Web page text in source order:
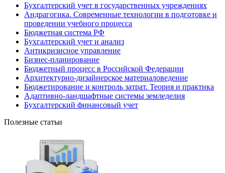
Бухгалтерский учет в государственных учреждениях
Андрагогика. Современные технологии в подготовке и
проведении учебного процесса
Бюджетная система РФ
Бухгалтерский учет и анализ
Антикризисное управление
Бизнес-планирование
Бюджетный процесс в Российской Федерации
Архитектурно-дизайнерское материаловедение
Бюджетирование и контроль затрат. Теория и практика
Адаптивно-ландшафтные системы земледелия
Бухгалтерский финансовый учет
Полезные статьи